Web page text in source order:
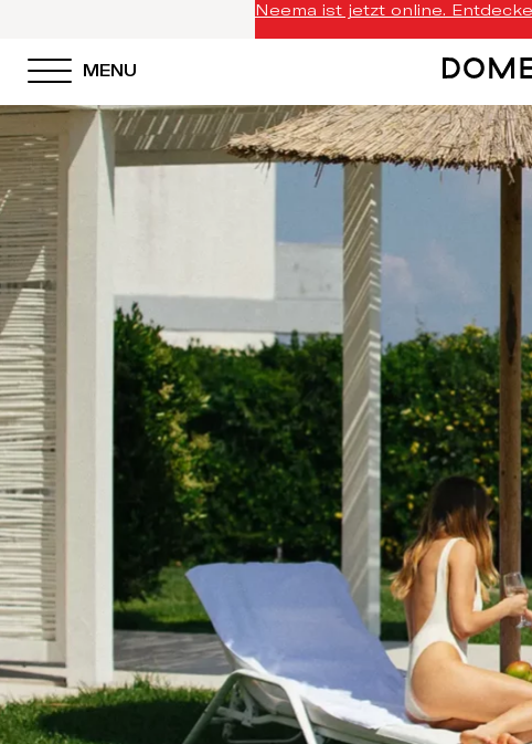
Neema ist jetzt online.
MENU